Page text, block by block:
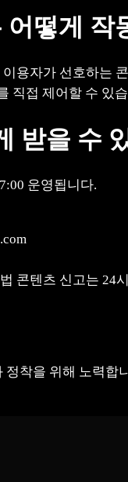
떻게 작
용자가 선호하는
직접 제어할 수 있
받을 수
운영됩니다.
콘텐츠 신고는 24
착을 위해 노력